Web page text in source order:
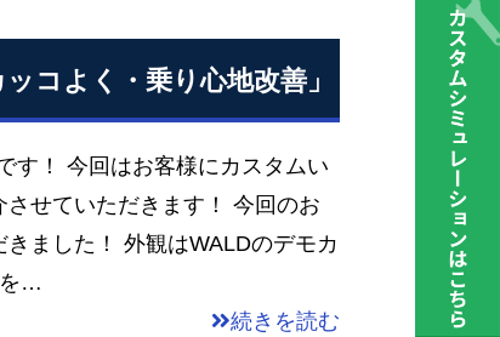
よく・乗り心地改善」
す！ 今回はお客様にカスタムい
せていただきます！ 今回のお
ました！ 外観はWALDのデモカ
を…
続きを読む